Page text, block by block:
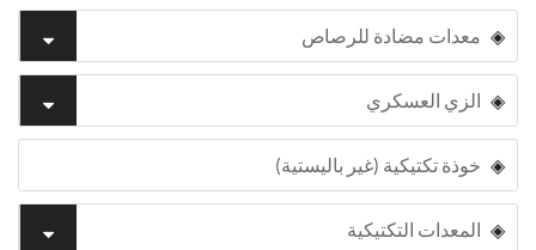
معدات مضادة للرصاص
الزي العسكري
خوذة تكتيكية (غير باليستية)
المعدات التكتيكية